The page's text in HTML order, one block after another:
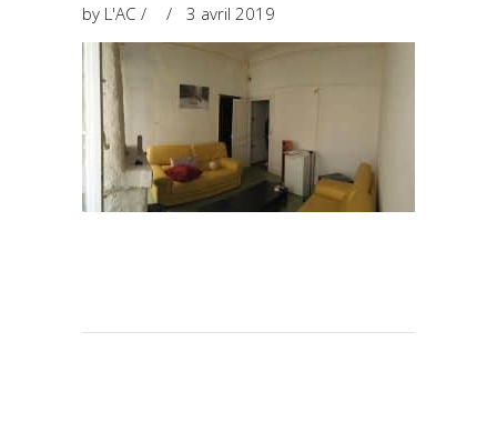
by L'AC 3 avril 2019